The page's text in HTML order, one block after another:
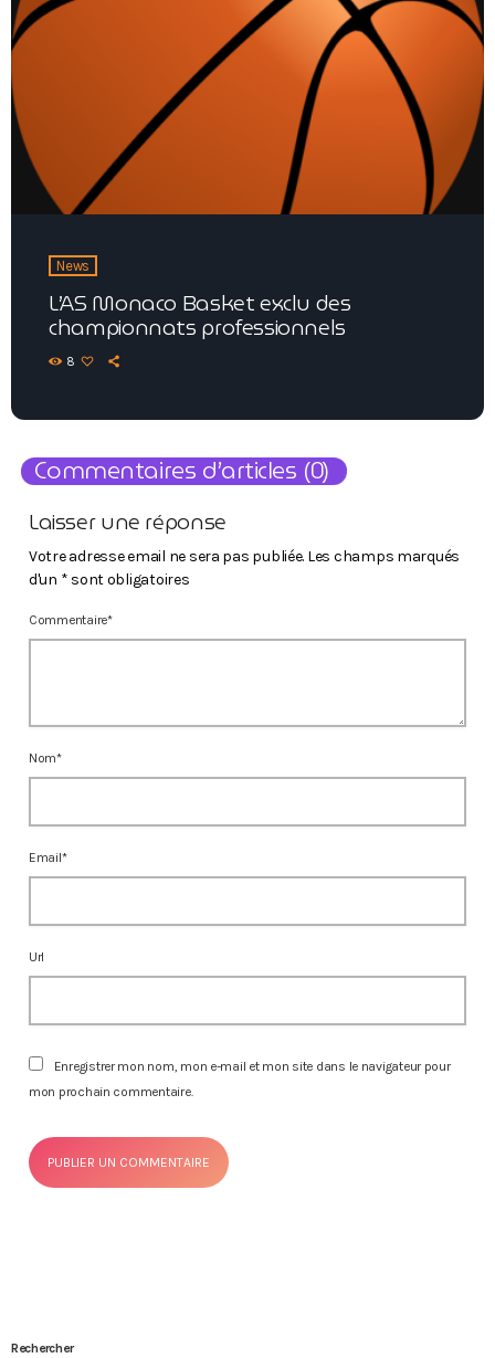
News
L’AS Monaco Basket exclu des
championnats professionnels
8
Commentaires d’articles (0)
Laisser une réponse
Votre adresse email ne sera pas publiée. Les champs marqués
d'un * sont obligatoires
Commentaire*
Nom*
Email*
Url
Enregistrer mon nom, mon e-mail et mon site dans le navigateur pour
mon prochain commentaire.
Rechercher